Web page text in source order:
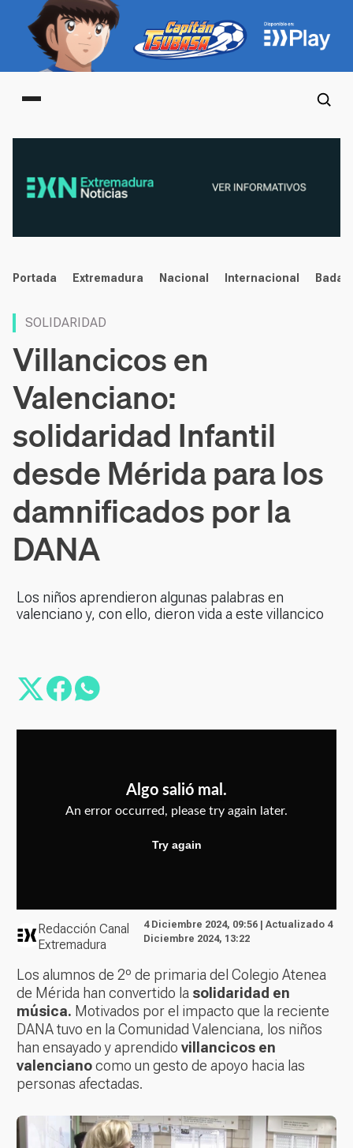
Main menu
noticias
Portada Extremadura Nacional Internacional
SOLIDARIDAD
Villancicos en
Valenciano:
solidaridad Infantil
desde Mérida para los
damnificados por la
DANA
Los niños aprendieron algunas palabras en
valenciano y, con ello, dieron vida a este villancico
Redacción Canal
Extremadura
4 Diciembre 2024, 09:56 | Actualizado 4
Diciembre 2024, 13:22
Los alumnos de 2º de primaria del Colegio Atenea
de Mérida han convertido la solidaridad en
música. Motivados por el impacto que la reciente
DANA tuvo en la Comunidad Valenciana, los niños
han ensayado y aprendido villancicos en
valencianocomo un gesto de apoyo hacia las
personas afectadas.